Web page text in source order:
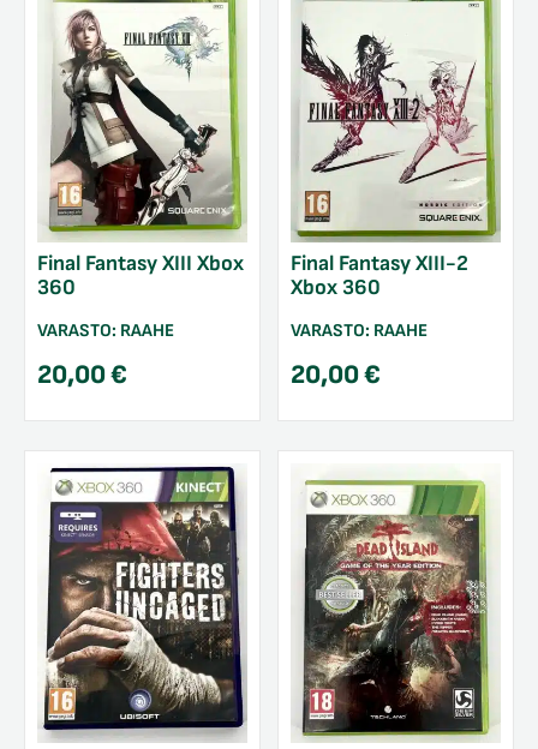
Final Fantasy XIII Xbox
360
VARASTO: RAAHE
20,00€
Final Fantasy XIII-2
Xbox 360
VARASTO: RAAHE
20,00€